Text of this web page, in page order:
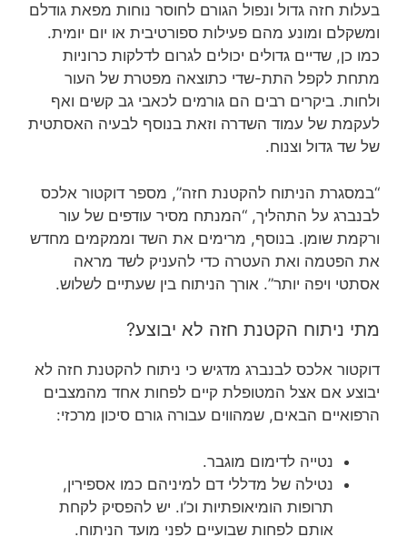
בעלות חזה גדול ונפול הגורם לחוסר נוחות מפאת גודלם
ומשקלם ומונע מהם פעילות ספורטיבית או יום יומית.
כמו כן, שדיים גדולים יכולים לגרום לדלקות כרוניות
מתחת לקפל התת-שדי כתוצאה מפטרת של העור
ולחות. ביקרים רבים הם גורמים לכאבי גב קשים ואף
לעקמת של עמוד השדרה וזאת בנוסף לבעיה האסתטית
של שד גדול וצנוח.
“במסגרת הניתוח להקטנת חזה”, מספר דוקטור אלכס
לבנברג על התהליך, “המנתח מסיר עודפים של עור
ורקמת שומן. בנוסף, מרימים את השד וממקמים מחדש
את הפטמה ואת העטרה כדי להעניק לשד מראה
אסתטי ויפה יותר”. אורך הניתוח בין שעתיים לשלוש.
מתי ניתוח הקטנת חזה לא יבוצע?
דוקטור אלכס לבנברג מדגיש כי ניתוח להקטנת חזה לא
יבוצע אם אצל המטופלת קיים לפחות אחד מהמצבים
הרפואיים הבאים, שמהווים עבורה גורם סיכון מרכזי:
נטייה לדימום מוגבר.
נטילה של מדללי דם למיניהם כמו אספירין,
תרופות הומיאופתיות וכ’ו. יש להפסיק לקחת
אותם לפחות שבועיים לפני מועד הניתוח.